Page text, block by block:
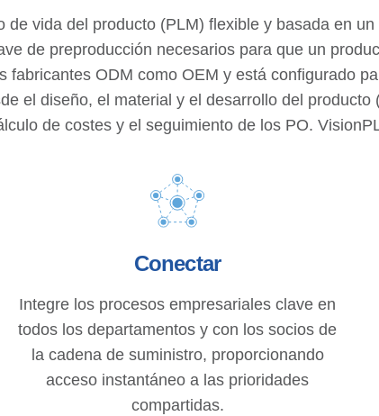
vida del producto (PLM) flexible y basada en
de preproducción necesarios para que un
fabricantes ODM como OEM y está configurado
el diseño, el material y el desarrollo del
de costes y el seguimiento de los PO.
Conectar
Integre los procesos empresariales clave en
todos los departamentos y con los socios de
la cadena de suministro, proporcionando
acceso instantáneo a las prioridades
compartidas.